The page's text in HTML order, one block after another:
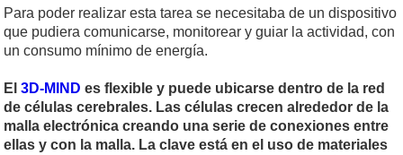
Para poder realizar esta tarea se necesitaba de un dispositivo
que pudiera comunicarse, monitorear y guiar la actividad, con
un consumo mínimo de energía.
El 3D-MIND es flexible y puede ubicarse dentro de la red
de células cerebrales. Las células crecen alrededor de la
malla electrónica creando una serie de conexiones entre
ellas y con la malla. La clave está en el uso de materiales